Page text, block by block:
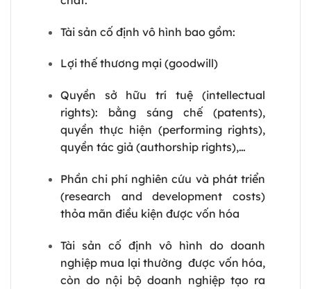
Tài sản cố định vô hình bao gồm:
Lợi thế thương mại (goodwill)
Quyền sở hữu trí tuệ (intellectual
rights): bằng sáng chế (patents),
quyền thực hiện (performing rights),
quyền tác giả (authorship rights),…
Phần chi phí nghiên cứu và phát triển
(research and development costs)
thỏa mãn điều kiện được vốn hóa
Tài sản cố định vô hình do doanh
nghiệp mua lại thường được vốn hóa,
còn do nội bộ doanh nghiệp tạo ra